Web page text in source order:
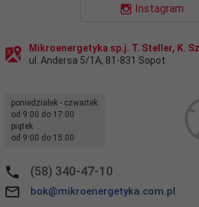
Instagram
Mikroenergetyka sp.j. T. Steller, K.
ul. Andersa 5/1A, 81-831 Sopot
poniedziałek - czwartek
od 9:00 do 17:00
piątek
od 9:00 do 15:00
(58) 340-47-10
bok@mikroenergetyka.com.pl